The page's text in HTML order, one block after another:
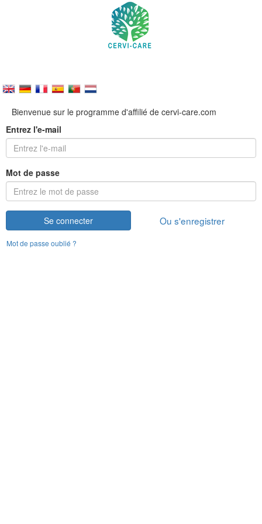
Bienvenue sur le programme d'affilié de cervi-care.com
Entrez l'e-mail
Mot de passe
Se connecter Ou s'enregistrer
Mot de passe oublié ?